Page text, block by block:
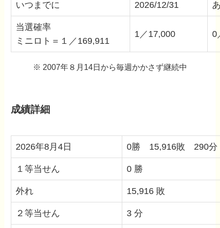
いつまでに 2026/12/31
当選確率
ミニロト＝１／169,911
1／17,000 0
※ 2007年８月14日から毎週かかさず継続中
成績詳細
2026年8月4日 0勝 15,916敗 290分
１等当せん 0 勝
外れ 15,916 敗
２等当せん 3 分